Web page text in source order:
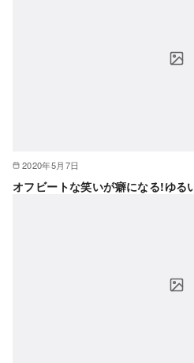
2020年5月7日
オフビートな笑いが癖になる!ゆる